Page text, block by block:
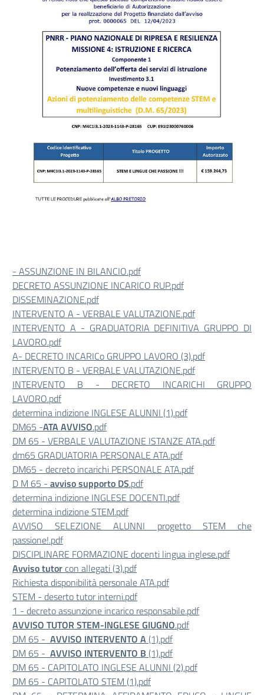
- ASSUNZIONE IN BILANCIO.pdf
DECRETO ASSUNZIONE INCARICO RUP.pdf
DISSEMINAZIONE.pdf
INTERVENTO A - VERBALE VALUTAZIONE.pdf
INTERVENTO A - GRADUATORIA DEFINITIVA GRUPPO DI
LAVORO.pdf
A- DECRETO INCARICo GRUPPO LAVORO (3).pdf
INTERVENTO B - VERBALE VALUTAZIONE.pdf
INTERVENTO B - DECRETO INCARICHI GRUPPO
LAVORO.pdf
determina indizione INGLESE ALUNNI (1).pdf
DM65 -ATA AVVISO.pdf
DM 65 - VERBALE VALUTAZIONE ISTANZE ATA.pdf
dm65 GRADUATORIA PERSONALE ATA.pdf
DM65 - decreto incarichi PERSONALE ATA.pdf
D M 65 - avviso supporto DS.pdf
determina indizione INGLESE DOCENTI.pdf
determina indizione STEM.pdf
AVVISO SELEZIONE ALUNNI progetto STEM che
passione!.pdf
DISCIPLINARE FORMAZIONE docenti lingua inglese.pdf
Avviso tutor con allegati (3).pdf
Richiesta disponibilità personale ATA.pdf
STEM - deserto tutor interni.pdf
1 - decreto assunzione incarico responsabile.pdf
AVVISO TUTOR STEM-INGLESE GIUGNO.pdf
DM 65 - AVVISO INTERVENTO A (1).pdf
DM 65 - AVVISO INTERVENTO B (1).pdf
DM 65 - CAPITOLATO INGLESE ALUNNI (2).pdf
DM 65 - CAPITOLATO STEM (1).pdf